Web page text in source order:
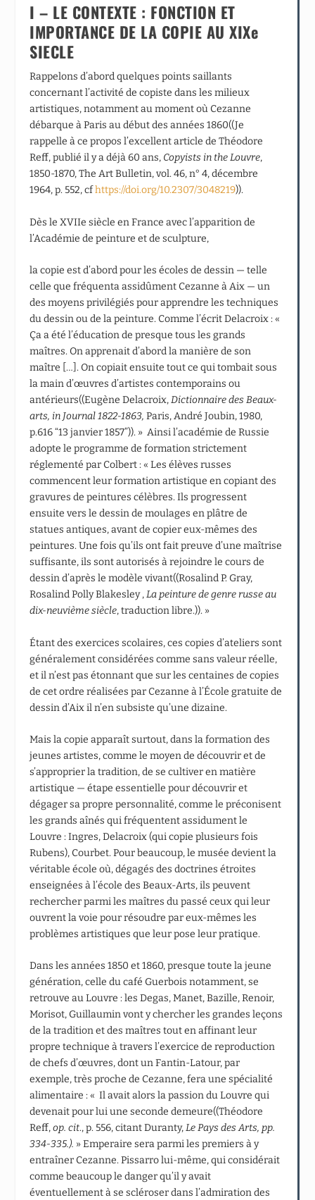
I – LE CONTEXTE : FONCTION ET
IMPORTANCE DE LA COPIE AU XIXe
SIECLE
Rappelons d’abord quelques points saillants
concernant l’activité de copiste dans les milieux
artistiques, notamment au moment où Cezanne
débarque à Paris au début des années 1860((Je
rappelle à ce propos l’excellent article de Théodore
Reff, publié il y a déjà 60 ans, Copyists in the Louvre,
1850-1870, The Art Bulletin, vol. 46, n° 4, décembre
1964, p. 552, cfhttps://doi.org/10.2307/3048219)).
Dès le XVIIe siècle en France avec l’apparition de
l’Académie de peinture et de sculpture,
la copie est d’abord pour les écoles de dessin — telle
celle que fréquenta assidûment Cezanne à Aix — un
des moyens privilégiés pour apprendre les techniques
du dessin ou de la peinture. Comme l’écrit Delacroix : «
Ça a été l’éducation de presque tous les grands
maîtres. On apprenait d’abord la manière de son
maître […]. On copiait ensuite tout ce qui tombait sous
la main d’œuvres d’artistes contemporains ou
antérieurs((Eugène Delacroix,Dictionnaire des Beaux-
arts, in Journal 1822-1863,Paris, André Joubin, 1980,
p.616 “13 janvier 1857”)). » Ainsi l’académie de Russie
adopte le programme de formation strictement
réglementé par Colbert : « Les élèves russes
commencent leur formation artistique en copiant des
gravures de peintures célèbres. Ils progressent
ensuite vers le dessin de moulages en plâtre de
statues antiques, avant de copier eux-mêmes des
peintures. Une fois qu’ils ont fait preuve d’une maîtrise
suffisante, ils sont autorisés à rejoindre le cours de
dessin d’après le modèle vivant((Rosalind P. Gray,
Rosalind Polly Blakesley ,La peinture de genre russe au
dix-neuvième siècle, traduction libre.)). »
Étant des exercices scolaires, ces copies d’ateliers sont
généralement considérées comme sans valeur réelle,
et il n’est pas étonnant que sur les centaines de copies
de cet ordre réalisées par Cezanne à l’École gratuite de
dessin d’Aix il n’en subsiste qu’une dizaine.
Mais la copie apparaît surtout, dans la formation des
jeunes artistes, comme le moyen de découvrir et de
s’approprier la tradition, de se cultiver en matière
artistique — étape essentielle pour découvrir et
dégager sa propre personnalité, comme le préconisent
les grands aînés qui fréquentent assidument le
Louvre : Ingres, Delacroix (qui copie plusieurs fois
Rubens), Courbet. Pour beaucoup, le musée devient la
véritable école où, dégagés des doctrines étroites
enseignées à l’école des Beaux-Arts, ils peuvent
rechercher parmi les maîtres du passé ceux qui leur
ouvrent la voie pour résoudre par eux-mêmes les
problèmes artistiques que leur pose leur pratique.
Dans les années 1850 et 1860, presque toute la jeune
génération, celle du café Guerbois notamment, se
retrouve au Louvre : les Degas, Manet, Bazille, Renoir,
Morisot, Guillaumin vont y chercher les grandes leçons
de la tradition et des maîtres tout en affinant leur
propre technique à travers l’exercice de reproduction
de chefs d’œuvres, dont un Fantin-Latour, par
exemple, très proche de Cezanne, fera une spécialité
alimentaire : « Il avait alors la passion du Louvre qui
devenait pour lui une seconde demeure((Théodore
Reff,op. cit., p. 556, citant Duranty,Le Pays des Arts, pp.
334-335.). » Emperaire sera parmi les premiers à y
entraîner Cezanne. Pissarro lui-même, qui considérait
comme beaucoup le danger qu’il y avait
éventuellement à se scléroser dans l’admiration des